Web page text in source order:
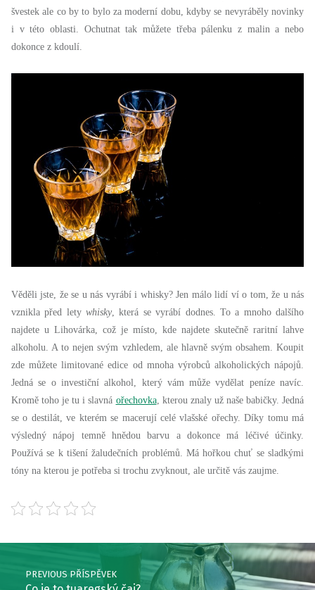
švestek ale co by to bylo za moderní dobu, kdyby se nevyráběly novinky
i v této oblasti. Ochutnat tak můžete třeba pálenku z malin a nebo
dokonce z kdoulí.
Věděli jste, že se u nás vyrábí i whisky? Jen málo lidí ví o tom, že u nás
vznikla před letywhisky, která se vyrábí dodnes. To a mnoho dalšího
najdete u Lihovárka, což je místo, kde najdete skutečně raritní lahve
alkoholu. A to nejen svým vzhledem, ale hlavně svým obsahem. Koupit
zde můžete limitované edice od mnoha výrobců alkoholických nápojů.
Jedná se o investiční alkohol, který vám může vydělat peníze navíc.
Kromě toho je tu i slavná ořechovka, kterou znaly už naše babičky. Jedná
se o destilát, ve kterém se macerují celé vlašské ořechy. Díky tomu má
výsledný nápoj temně hnědou barvu a dokonce má léčivé účinky.
Používá se k tišení žaludečních problémů. Má hořkou chuť se sladkými
tóny na kterou je potřeba si trochu zvyknout, ale určitě vás zaujme.
Skip back to main navigation
Post navigation
PREVIOUS PŘÍSPĚVEK